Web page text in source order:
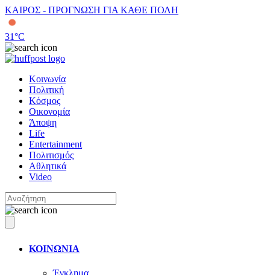
ΚΑΙΡΟΣ - ΠΡΟΓΝΩΣΗ ΓΙΑ ΚΑΘΕ ΠΟΛΗ
31°C
Κοινωνία
Πολιτική
Κόσμος
Οικονομία
Άποψη
Life
Entertainment
Πολιτισμός
Αθλητικά
Video
ΚΟΙΝΩΝΙΑ
Έγκλημα